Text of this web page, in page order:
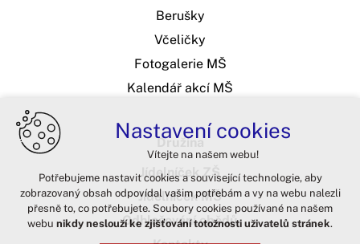
Berušky
Včeličky
Fotogalerie MŠ
Kalendář akcí MŠ
Družina
Jídelníček ZŠ
Jídelníček MŠ
Odhlašování obědů
Nastavení cookies
Vítejte na našem webu!
Potřebujeme nastavit cookies a související technologie, aby
zobrazovaný obsah odpovídal vašim potřebám a vy na webu nalezli
přesně to, co potřebujete. Soubory cookies používané na našem
webu nikdy neslouží ke zjišťování totožnosti uživatelů stránek.